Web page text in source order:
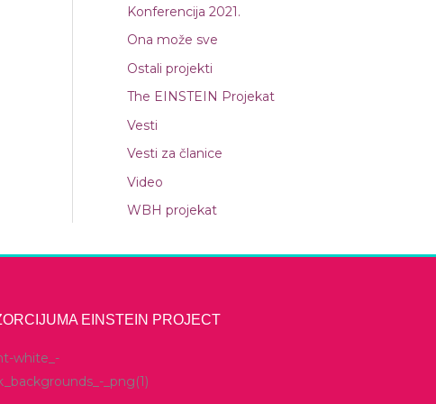
Konferencija 2021.
Ona može sve
Ostali projekti
The EINSTEIN Projekat
Vesti
Vesti za članice
Video
WBH projekat
EINSTEIN PROJECT